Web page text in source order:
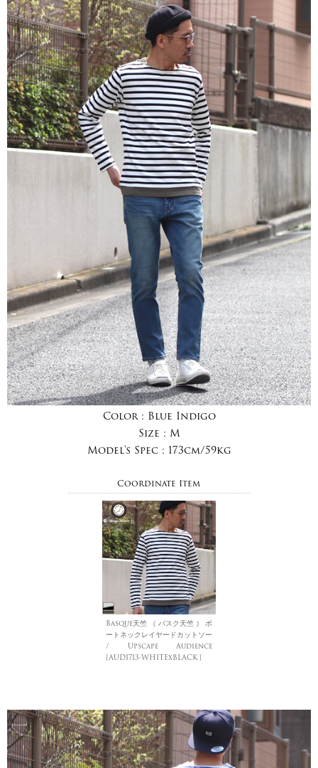
Color : Blue Indigo
Size : M
Model's Spec : 173cm/59kg
Coordinate Item
Basque天竺 （ バスク天竺 ） ボ
ートネックレイヤードカットソー
/ Upscape Audience
[AUD1713-WHITExBLACK]